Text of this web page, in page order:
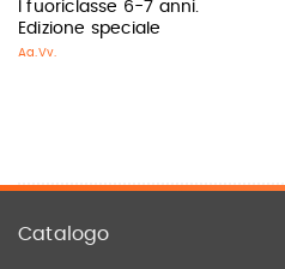
I fuoriclasse 6-7 anni.
Edizione speciale
Aa.Vv.
Catalogo